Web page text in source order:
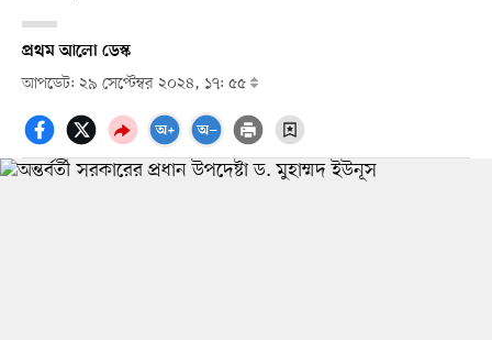
প্রথম আলো ডেস্ক
আপডেট: ২৯ সেপ্টেম্বর ২০২৪, ১৭: ৫৫